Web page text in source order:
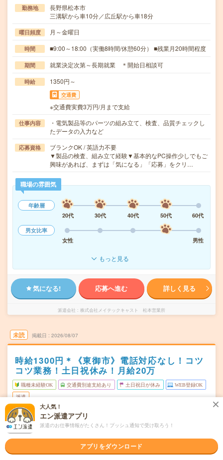
勤務地
長野県松本市
三溝駅から車10分／広丘駅から車18分
曜日頻度 月～金曜日
時間 ■9:00～18:00（実働8時間/休憩60分） ■残業月20時間程度
期間 就業決定次第～長期就業 ＊開始日相談可
時給 1350円～
交通費
※交通費実費3万円/月まで支給
仕事内容
・電気製品等のパーツの組み立て、検査、品質チェックし
たデータの入力など
応募資格
ブランクOK / 英語力不要
▼製品の検査、組み立て経験▼基本的なPC操作少しでもご
興味があれば、まずは「気になる」「応募」をクリ…
職場の雰囲気
年齢層
20代
30代 40代 50代
60代
男女比率
女性
男性
もっと見る
気になる! 応募へ進む 詳しく見る
派遣会社 株式会社メイテックキャスト 松本営業所
未読 掲載日 2026/08/07
時給1300円＊《東御市》電話対応なし！コツ
コツ業務！土日祝休み！月給20万
職種未経験OK 交通費別途支給あり 土日祝日が休み WEB登録OK
派遣
勤務地
長野県東御市
滋野駅から徒歩15分
曜日頻度 月～金（週5日） ※土日祝休み！
08:20～17:20(実働8時間 休憩1時間)
大人気！
エン派遣アプリ
派遣のお仕事情報がたくさん！プッシュ通知で受け取ろう！
アプリをダウンロード